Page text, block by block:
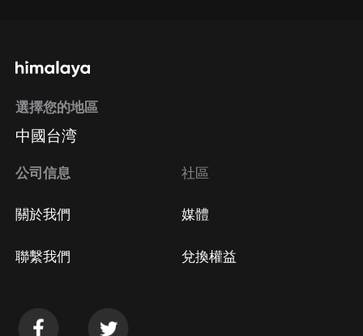
選擇您的地區
中國台湾
公司信息
關於我們
聯繫我們
社區
媒體
兌換權益